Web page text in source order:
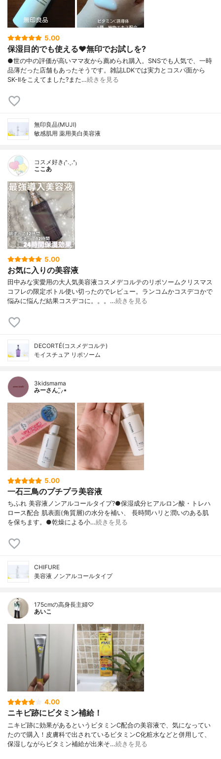
5.00
保湿目的でも使える♥️無印でお試しを?
●世の中の評価が高いママ友から薦められ購入。SNSでも人気で、一時
品薄だった店舗もあったそうです。雑誌LDKでは実力とコスパ面から
SK-IIをこえてました?また…続きを見る
無印良品(MUJI)
敏感肌用 薬用美白美容液
コスメ好き₍ᐢ.ˬ.ᐢ₎
ここあ
5.00
お気に入りの美容液
田中みな実愛用の大人気美容液コスメデコルテのリポソームクリスマス
コフレの限定ボトル使い切ったのでレビュー。ランコムかコスデコかで
悩みに悩んだ結果コスデコに。。。…続きを見る
DECORTÉ(コスメデコルテ)
モイスチュア リポソーム
3kidsmama
みーさん¨̮⸝⋆
5.00
一石三鳥のプチプラ美容液
ちふれ 美容液ノンアルコールタイプ?●保湿成分ヒアルロン酸・トレハ
ロース配合 肌表面(角質層)の水分を補い、 長時間ハリと潤いのある肌
を保ちます。●乾燥による小…続きを見る
CHIFURE
美容液 ノンアルコールタイプ
175cmの高身長主婦♡
あいこ
4.00
ニキビ跡にビタミン補給！
ニキビ跡に効果があるというビタミンC配合の美容液で、気になってい
たので購入！皮膚科で出されているビタミンC化粧水などと併用して、
保湿しながらビタミン補給が出来そ…続きを見る